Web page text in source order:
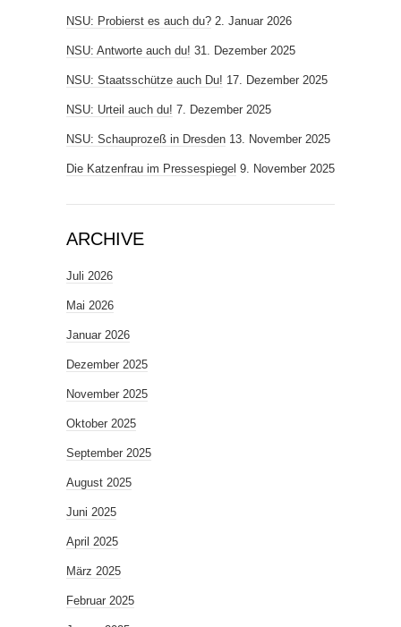
NSU: Probierst es auch du? 2. Januar 2026
NSU: Antworte auch du! 31. Dezember 2025
NSU: Staatsschütze auch Du! 17. Dezember 2025
NSU: Urteil auch du! 7. Dezember 2025
NSU: Schauprozeß in Dresden 13. November 2025
Die Katzenfrau im Pressespiegel 9. November 2025
ARCHIVE
Juli 2026
Mai 2026
Januar 2026
Dezember 2025
November 2025
Oktober 2025
September 2025
August 2025
Juni 2025
April 2025
März 2025
Februar 2025